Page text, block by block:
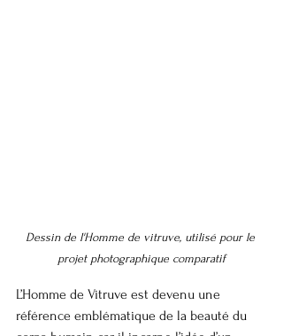
Dessin de l'Homme de vitruve, utilisé pour le
projet photographique comparatif
L’Homme de Vitruve est devenu une
référence emblématique de la beauté du